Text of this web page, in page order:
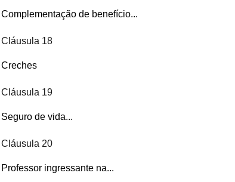
Complementação de benefício...
Cláusula 18
Creches
Cláusula 19
Seguro de vida...
Cláusula 20
Professor ingressante na...